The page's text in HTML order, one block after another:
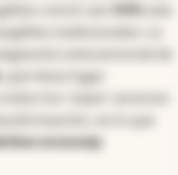
creció casi
, que tiene lugar
economy